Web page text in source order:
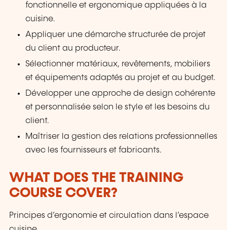
fonctionnelle et ergonomique appliquées à la
cuisine.
Appliquer une démarche structurée de projet
du client au producteur.
Sélectionner matériaux, revêtements, mobiliers
et équipements adaptés au projet et au budget.
Développer une approche de design cohérente
et personnalisée selon le style et les besoins du
client.
Maîtriser la gestion des relations professionnelles
avec les fournisseurs et fabricants.
WHAT DOES THE TRAINING
COURSE COVER?
Principes d’ergonomie et circulation dans l’espace